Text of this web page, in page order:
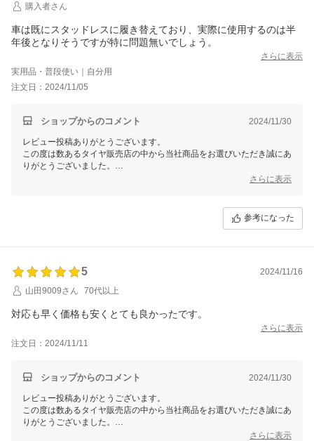
購入者さん
車は既にスタッドレスに履き替えており、実際に使用するのは半
年後となりそうですが特に問題無いでしょう。
さらに表示
実用品・普段使い｜自分用
注文日：2024/11/05
ショップからのコメント 2024/11/30
レビュー投稿ありがとうございます。
この度は数あるタイヤ販売店の中から当社商品をお選びいただき誠にあ
りがとうございました。
今後ともお客様に満足頂けるような対応・サービスをスタッフ一同努め
さらに表示
参考になった
5
2024/11/16
山田9009さん
70代以上
対応も早く価格も安くとても良かったです。
さらに表示
注文日：2024/11/11
ショップからのコメント 2024/11/30
レビュー投稿ありがとうございます。
この度は数あるタイヤ販売店の中から当社商品をお選びいただき誠にあ
りがとうございました。
今後ともお客様に満足頂けるような対応・サービスをスタッフ一同努め
さらに表示